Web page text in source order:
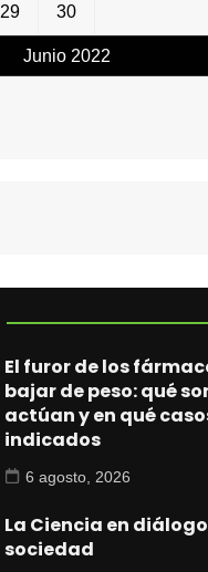
Junio 2022
29 30
El furor de los
bajar de peso: qué
actúan y en qué
indicados
6 agosto, 2026
La Ciencia en
sociedad